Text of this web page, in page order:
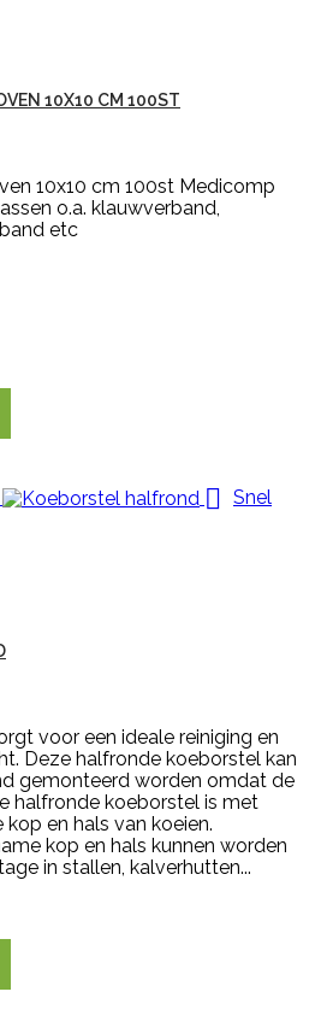
10X10 CM 100ST
10x10 cm 100st Medicomp
o.a. klauwverband,
etc
 Snel
voor een ideale reiniging en
Deze halfronde koeborstel kan
gemonteerd worden omdat de
halfronde koeborstel is met
en hals van koeien.
kop en hals kunnen worden
in stallen, kalverhutten...